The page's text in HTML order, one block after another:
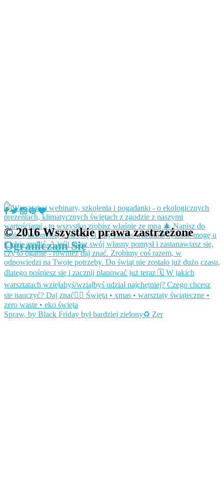
Spraw, by Black Friday był bardziej zielony♻️ Zer
© 2016 Wszystkie prawa zastrzeżone
Ograniczam Się